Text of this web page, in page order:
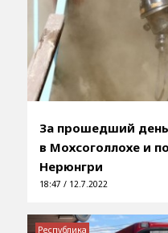
За прошедший
в Мохсоголлохе и
Нерюнгри
18:47 / 12.7.2022
Республика